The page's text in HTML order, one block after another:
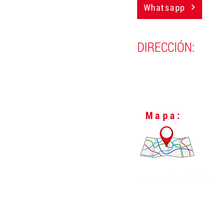
DIRECCIÓN:
Whatsapp
Mapa: